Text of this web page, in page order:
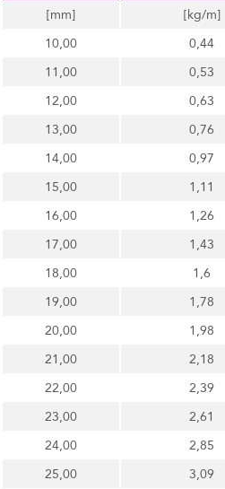
[mm] [kg/m]
10,00
0,44
11,00
0,53
12,00
0,63
13,00
0,76
14,00
0,97
15,00
1,11
16,00
1,26
17,00
1,43
18,00
1,6
19,00
1,78
20,00
1,98
21,00
2,18
22,00
2,39
23,00
2,61
24,00
2,85
25,00
3,09